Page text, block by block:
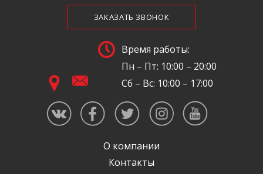
ЗАКАЗАТЬ ЗВОНОК
Время работы:
Пн – Пт: 10:00 – 20:00
Сб – Вс: 10:00 – 17:00
О компании
Контакты